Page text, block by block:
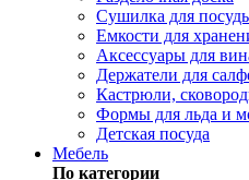
Сушилка для
Емкости для
Аксессуары для
Держатели для
Кастрюли,
Формы для льда и
Детская посуда
Мебель
По категории